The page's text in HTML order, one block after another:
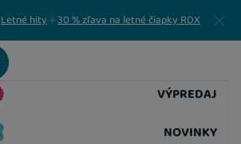
Letné hity 30 % zľava na letné čiapky RDX Zavrieť
VÝPREDAJ
NOVINKY